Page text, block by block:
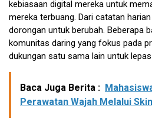
kebiasaan digital mereka untuk
mereka terbuang. Dari catatan
dorongan untuk berubah. Beberapa
komunitas daring yang fokus pada
dukungan satu sama lain untuk
Baca Juga Berita :
Perawatan Wajah Melalui